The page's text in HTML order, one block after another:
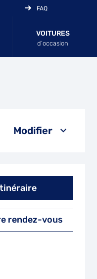
VOITURES
d’occasion
FAQ
Modifier
rendez-vous